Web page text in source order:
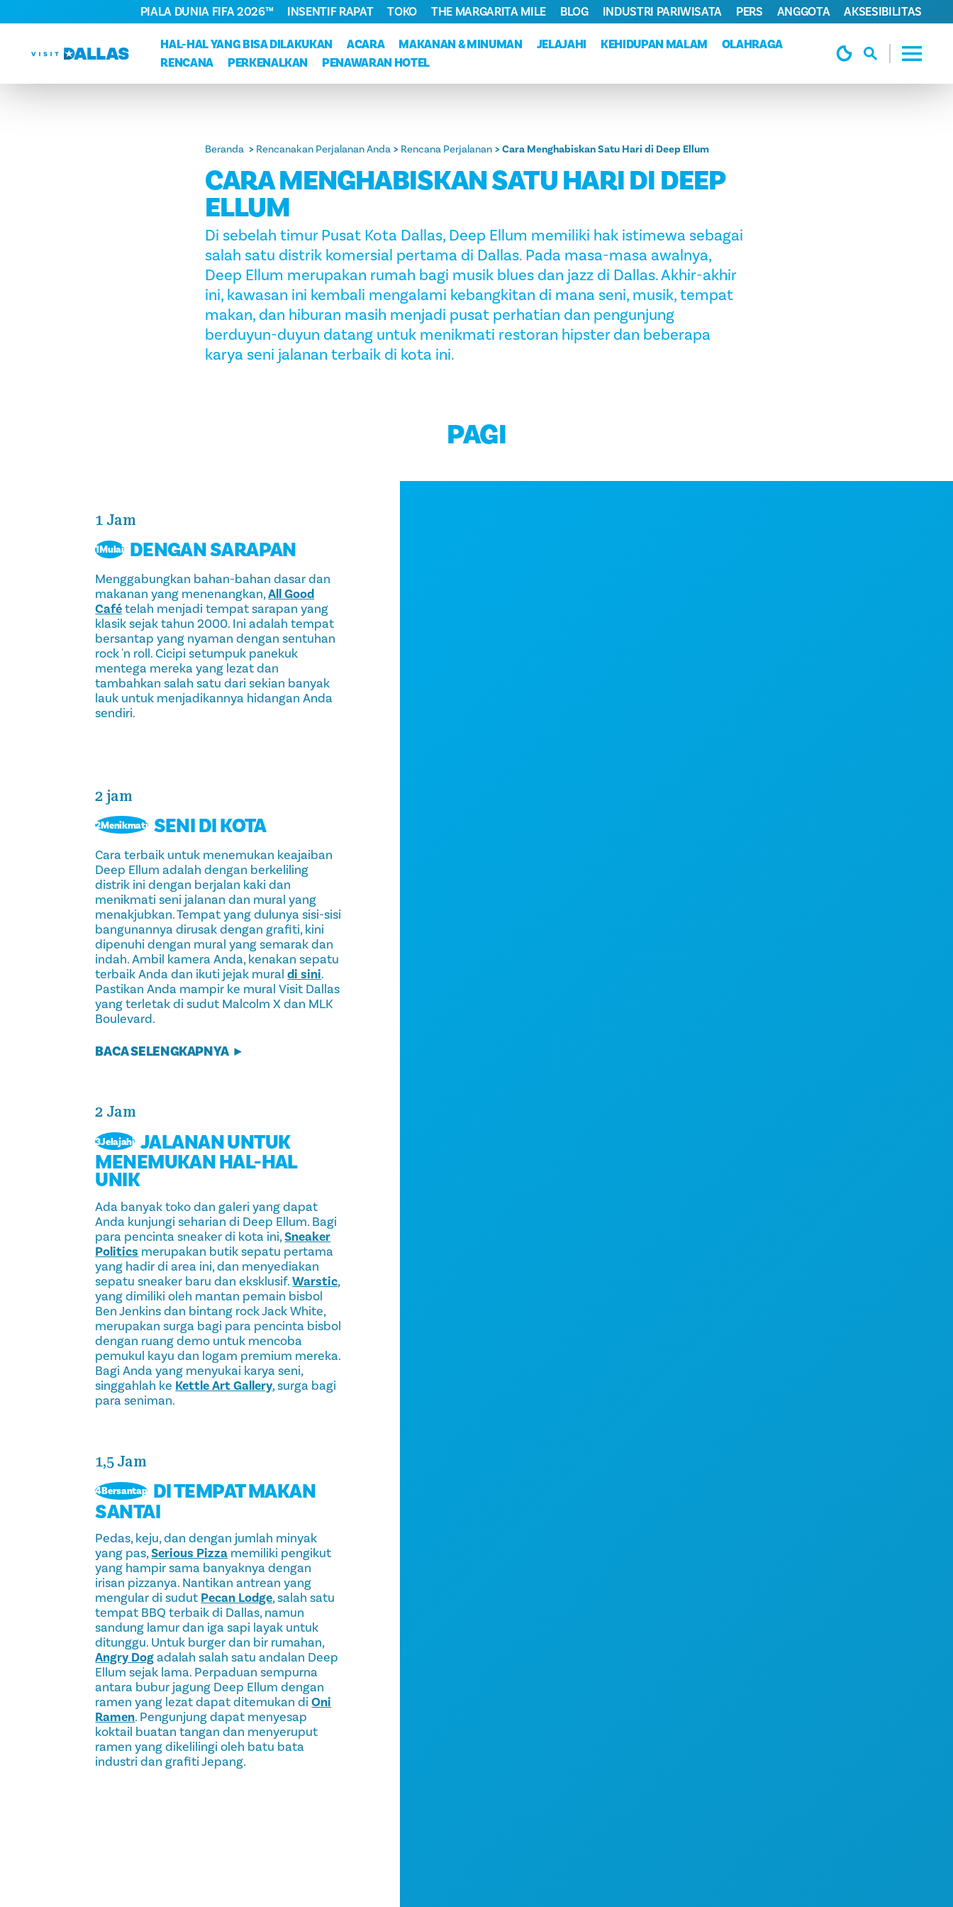
Langsung ke isi
HAL-HAL YANG BISA DILAKUKAN
ACARA MAKANAN & MINUMAN JELAJAHI KEHIDUPAN MALAM
OLAHRAGA
RENCANA
PERKENALKAN PENAWARAN HOTEL
PIALA DUNIA FIFA 2026™ INSENTIF RAPAT TOKO THE MARGARITA MILE BLOG INDUSTRI PARIWISATA PERS ANGGOTA AKSESIBILITAS
Beranda Rencanakan Perjalanan Anda Rencana Perjalanan Cara Menghabiskan Satu Hari di Deep Ellum
CARA MENGHABISKAN SATU HARI DI DEEP
ELLUM
Di sebelah timur Pusat Kota Dallas, Deep Ellum memiliki hak istimewa sebagai
salah satu distrik komersial pertama di Dallas. Pada masa-masa awalnya,
Deep Ellum merupakan rumah bagi musik blues dan jazz di Dallas. Akhir-akhir
ini, kawasan ini kembali mengalami kebangkitan di mana seni, musik, tempat
makan, dan hiburan masih menjadi pusat perhatian dan pengunjung
berduyun-duyun datang untuk menikmati restoran hipster dan beberapa
karya seni jalanan terbaik di kota ini.
PAGI
1 Jam
1Mulai DENGAN SARAPAN
Menggabungkan bahan-bahan dasar dan
makanan yang menenangkan,All Good
Cafételah menjadi tempat sarapan yang
klasik sejak tahun 2000. Ini adalah tempat
bersantap yang nyaman dengan sentuhan
rock 'n roll. Cicipi setumpuk panekuk
mentega mereka yang lezat dan
tambahkan salah satu dari sekian banyak
lauk untuk menjadikannya hidangan Anda
sendiri.
2 jam
2Menikmati SENI DI KOTA
Cara terbaik untuk menemukan keajaiban
Deep Ellum adalah dengan berkeliling
distrik ini dengan berjalan kaki dan
menikmati seni jalanan dan mural yang
menakjubkan. Tempat yang dulunya sisi-sisi
bangunannya dirusak dengan grafiti, kini
dipenuhi dengan mural yang semarak dan
indah. Ambil kamera Anda, kenakan sepatu
terbaik Anda dan ikuti jejak muraldi sini.
Pastikan Anda mampir ke mural Visit Dallas
yang terletak di sudut Malcolm X dan MLK
Boulevard.
BACA SELENGKAPNYA
2 Jam
3Jelajahi JALANAN UNTUK
MENEMUKAN HAL-HAL
UNIK
Ada banyak toko dan galeri yang dapat
Anda kunjungi seharian di Deep Ellum. Bagi
para pencinta sneaker di kota ini,Sneaker
Politics merupakan butik sepatu pertama
yang hadir di area ini, dan menyediakan
sepatu sneaker baru dan eksklusif.Warstic,
yang dimiliki oleh mantan pemain bisbol
Ben Jenkins dan bintang rock Jack White,
merupakan surga bagi para pencinta bisbol
dengan ruang demo untuk mencoba
pemukul kayu dan logam premium mereka.
Bagi Anda yang menyukai karya seni,
singgahlah ke Kettle Art Gallery, surga bagi
para seniman.
1,5 Jam
4Bersantap DI TEMPAT MAKAN
SANTAI
Pedas, keju, dan dengan jumlah minyak
yang pas,Serious Pizza memiliki pengikut
yang hampir sama banyaknya dengan
irisan pizzanya. Nantikan antrean yang
mengular di sudut Pecan Lodge, salah satu
tempat BBQ terbaik di Dallas, namun
sandung lamur dan iga sapi layak untuk
ditunggu. Untuk burger dan bir rumahan,
Angry Dogadalah salah satu andalan Deep
Ellum sejak lama. Perpaduan sempurna
antara bubur jagung Deep Ellum dengan
ramen yang lezat dapat ditemukan diOni
Ramen. Pengunjung dapat menyesap
koktail buatan tangan dan menyeruput
ramen yang dikelilingi oleh batu bata
industri dan grafiti Jepang.